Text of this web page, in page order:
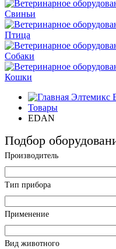
Свиньи
Птица
Собаки
Кошки
Элтемикс
Товары
EDAN
Подбор
Производитель
Тип прибора
Применение
Вид животного